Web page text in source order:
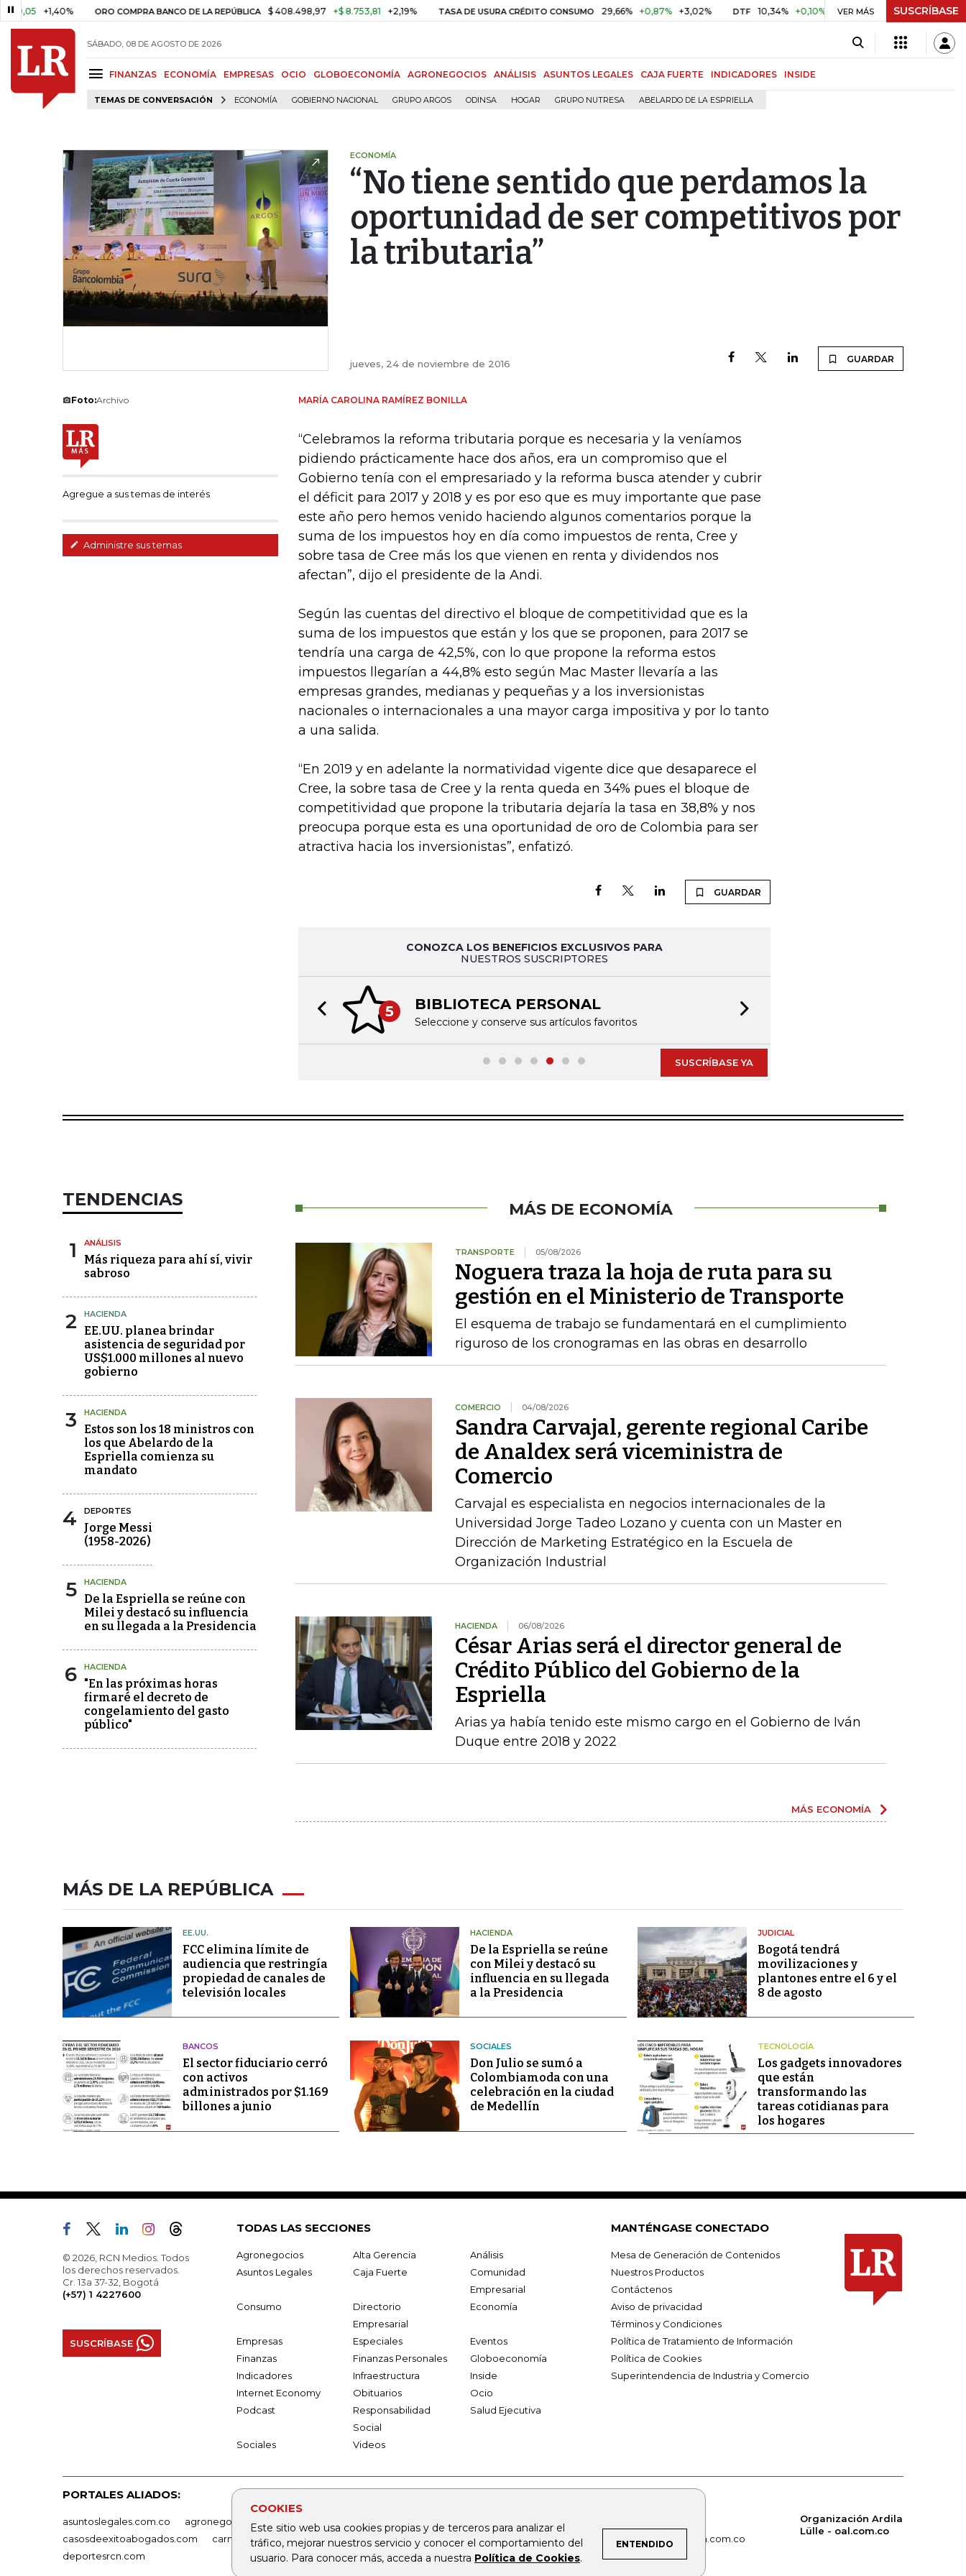
+1,40% ORO COMPRA BANCO DE LA REPÚBLICA $ 408.498,97 +$ 8.753,81 +2,19% TASA DE USURA CRÉDITO CONSUMO 29,66% +0,87% +3,02% DTF 10,34% +0,10% +0,98% UVR $ 416,96 +$ 0,05
VER MÁS SUSCRÍBASE
SÁBADO, 08 DE AGOSTO DE 2026
FINANZAS ECONOMÍA EMPRESAS OCIO GLOBOECONOMÍA AGRONEGOCIOS ANÁLISIS ASUNTOS LEGALES CAJA FUERTE INDICADORES INSIDE
TEMAS DE CONVERSACIÓN ECONOMÍA GOBIERNO NACIONAL GRUPO ARGOS ODINSA HOGAR GRUPO NUTRESA ABELARDO DE LA ESPRIELLA
COOKIES
Este sitio web usa cookies propias y de terceros para analizar el
tráfico, mejorar nuestros servicio y conocer el comportamiento del
usuario. Para conocer más, acceda a nuestra Política de Cookies.
ENTENDIDO
ECONOMÍA
“No tiene sentido que perdamos la
oportunidad de ser competitivos por
la tributaria”
jueves, 24 de noviembre de 2016 GUARDAR
Foto:Archivo
Agregue a sus temas de interés
Administre sus temas
MARÍA CAROLINA RAMÍREZ BONILLA
“Celebramos la reforma tributaria porque es necesaria y la veníamos
pidiendo prácticamente hace dos años, era un compromiso que el
Gobierno tenía con el empresariado y la reforma busca atender y cubrir
el déficit para 2017 y 2018 y es por eso que es muy importante que pase
este año pero hemos venido haciendo algunos comentarios porque la
suma de los impuestos hoy en día como impuestos de renta, Cree y
sobre tasa de Cree más los que vienen en renta y dividendos nos
afectan”, dijo el presidente de la Andi.
Según las cuentas del directivo el bloque de competitividad que es la
suma de los impuestos que están y los que se proponen, para 2017 se
tendría una carga de 42,5%, con lo que propone la reforma estos
impuestos llegarían a 44,8% esto según Mac Master llevaría a las
empresas grandes, medianas y pequeñas y a los inversionistas
nacionales o internacionales a una mayor carga impositiva y por lo tanto
a una salida.
“En 2019 y en adelante la normatividad vigente dice que desaparece el
Cree, la sobre tasa de Cree y la renta queda en 34% pues el bloque de
competitividad que propone la tributaria dejaría la tasa en 38,8% y nos
preocupa porque esta es una oportunidad de oro de Colombia para ser
atractiva hacia los inversionistas”, enfatizó.
GUARDAR
CONOZCA LOS BENEFICIOS EXCLUSIVOS PARA
NUESTROS SUSCRIPTORES
5 BIBLIOTECA PERSONAL
Seleccione y conserve sus artículos favoritos
Previous slide
SUSCRÍBASE YA
TENDENCIAS
1 ANÁLISIS
Más riqueza para ahí sí, vivir
sabroso
2 HACIENDA
EE.UU. planea brindar
asistencia de seguridad por
US$1.000 millones al nuevo
gobierno
3 HACIENDA
Estos son los 18 ministros con
los que Abelardo de la
Espriella comienza su
mandato
4 DEPORTES
Jorge Messi
(1958-2026)
5 HACIENDA
De la Espriella se reúne con
Milei y destacó su influencia
en su llegada a la Presidencia
6 HACIENDA
"En las próximas horas
firmaré el decreto de
congelamiento del gasto
público"
MÁS DE ECONOMÍA
TRANSPORTE 05/08/2026
Noguera traza la hoja de ruta para su
gestión en el Ministerio de Transporte
El esquema de trabajo se fundamentará en el cumplimiento
riguroso de los cronogramas en las obras en desarrollo
COMERCIO 04/08/2026
Sandra Carvajal, gerente regional Caribe
de Analdex será viceministra de
Comercio
Carvajal es especialista en negocios internacionales de la
Universidad Jorge Tadeo Lozano y cuenta con un Master en
Dirección de Marketing Estratégico en la Escuela de
Organización Industrial
HACIENDA 06/08/2026
César Arias será el director general de
Crédito Público del Gobierno de la
Espriella
Arias ya había tenido este mismo cargo en el Gobierno de Iván
Duque entre 2018 y 2022
MÁS ECONOMÍA
MÁS DE LA REPÚBLICA
EE.UU.
FCC elimina límite de
audiencia que restringía
propiedad de canales de
televisión locales
HACIENDA
De la Espriella se reúne
con Milei y destacó su
influencia en su llegada
a la Presidencia
JUDICIAL
Bogotá tendrá
movilizaciones y
plantones entre el 6 y el
8 de agosto
BANCOS
El sector fiduciario cerró
con activos
administrados por $1.169
billones a junio
SOCIALES
Don Julio se sumó a
Colombiamoda con una
celebración en la ciudad
de Medellín
TECNOLOGÍA
Los gadgets innovadores
que están
transformando las
tareas cotidianas para
los hogares
© 2026, RCN Medios. Todos
los derechos reservados.
Cr. 13a 37-32, Bogotá
(+57) 1 4227600
SUSCRÍBASE
TODAS LAS SECCIONES
Agronegocios Alta Gerencia
Análisis
Asuntos Legales
Caja Fuerte
Comunidad
Empresarial
Consumo
Directorio
Empresarial
Economía
Empresas Especiales
Eventos
Finanzas
Finanzas Personales
Globoeconomía
Indicadores
Infraestructura
Inside
Internet Economy
Obituarios
Ocio
Podcast
Responsabilidad
Social
Salud Ejecutiva
Sociales Videos
MANTÉNGASE CONECTADO
Mesa de Generación de Contenidos
Nuestros Productos
Contáctenos
Aviso de privacidad
Términos y Condiciones
Política de Tratamiento de Información
Política de Cookies
Superintendencia de Industria y Comercio
PORTALES ALIADOS:
asuntoslegales.com.co agronegocios.co empresas.larepublica.co firmasdeabogados.com
bolsaencolombia.com
casosdeexitoabogados.com
carnavalindustriacultural.com canalrcn.com rcnradio.com noticiasrcn.com lafm.com.co
alerta.com.co
deportesrcn.com
Organización Ardila
Lülle - oal.com.co